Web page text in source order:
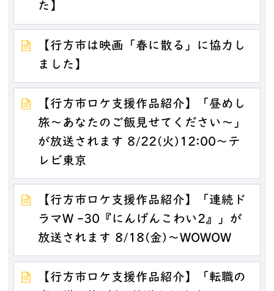
た】
【行方市は映画「春に散る」に協力し
ました】
【行方市ロケ支援作品紹介】「昼めし
旅～あなたのご飯見せてください～」
が放送されます 8/22(火)12:00～テ
レビ東京
【行方市ロケ支援作品紹介】「連続ド
ラマW -30『にんげんこわい2』」が
放送されます 8/18(金)～WOWOW
【行方市ロケ支援作品紹介】「転職の